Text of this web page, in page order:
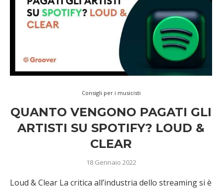
Consigli per i musicisti
QUANTO VENGONO PAGATI GLI
ARTISTI SU SPOTIFY? LOUD &
CLEAR
18 Gennaio 2022
Loud & Clear La critica all’industria dello streaming si è